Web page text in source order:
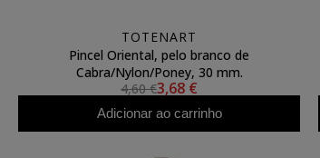
TOTENART
Pincel Oriental, pelo branco de
Cabra/Nylon/Poney, 30 mm.
4,60 €3,68 €
Adicionar ao carrinho